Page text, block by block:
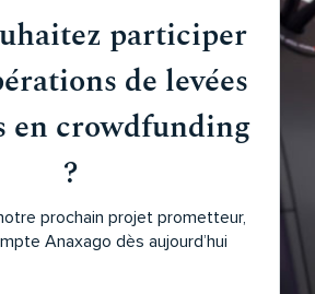
participer
de levées
en crowdfunding
?
prochain projet prometteur,
Anaxago dès aujourd’hui